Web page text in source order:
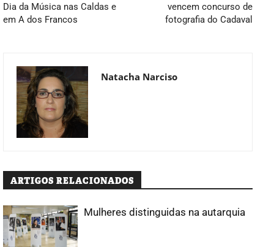
Dia da Música nas Caldas e
em A dos Francos
vencem concurso de
fotografia do Cadaval
Natacha Narciso
ARTIGOS RELACIONADOS
Mulheres distinguidas na autarquia